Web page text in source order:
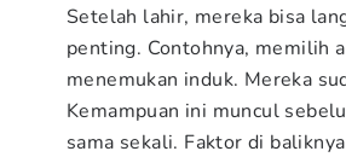
Setelah lahir, mereka bisa
penting. Contohnya, memilih
menemukan induk. Mereka
Kemampuan ini muncul
sama sekali. Faktor di